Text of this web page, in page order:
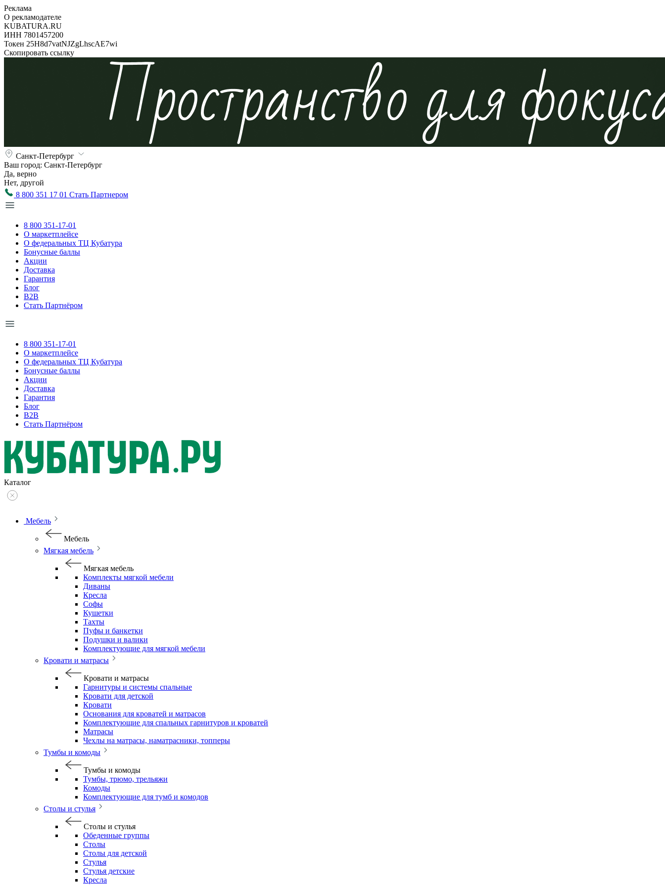
Реклама
О рекламодателе
KUBATURA.RU
ИНН 7801457200
Токен 25H8d7vatNJZgLhscAE7wi
Скопировать ссылку
Санкт-Петербург
Ваш город: Санкт-Петербург
Да, верно
Нет, другой
8 800 351 17 01 Стать Партнером
8 800 351-17-01
О маркетплейсе
О федеральных ТЦ Кубатура
Бонусные баллы
Акции
Доставка
Гарантия
Блог
B2B
Стать Партнёром
8 800 351-17-01
О маркетплейсе
О федеральных ТЦ Кубатура
Бонусные баллы
Акции
Доставка
Гарантия
Блог
B2B
Стать Партнёром
Каталог
Мебель
Мебель
Мягкая мебель
Мягкая мебель
Комплекты мягкой мебели
Диваны
Кресла
Софы
Кушетки
Тахты
Пуфы и банкетки
Подушки и валики
Комплектующие для мягкой мебели
Кровати и матрасы
Кровати и матрасы
Гарнитуры и системы спальные
Кровати для детской
Кровати
Основания для кроватей и матрасов
Комплектующие для спальных гарнитуров и кроватей
Матрасы
Чехлы на матрасы, наматрасники, топперы
Тумбы и комоды
Тумбы и комоды
Тумбы, трюмо, трельяжи
Комоды
Комплектующие для тумб и комодов
Столы и стулья
Столы и стулья
Обеденные группы
Столы
Столы для детской
Стулья
Стулья детские
Кресла